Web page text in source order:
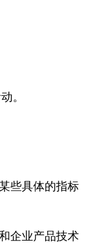
。
些具体的指标
企业产品技术